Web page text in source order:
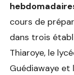
cours de
dans trois
Thiaroye, le
Guédiawaye et